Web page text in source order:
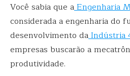
Você sabia que aEngenharia
considerada a engenharia do
desenvolvimento daIndústria
empresas buscarão a
produtividade.